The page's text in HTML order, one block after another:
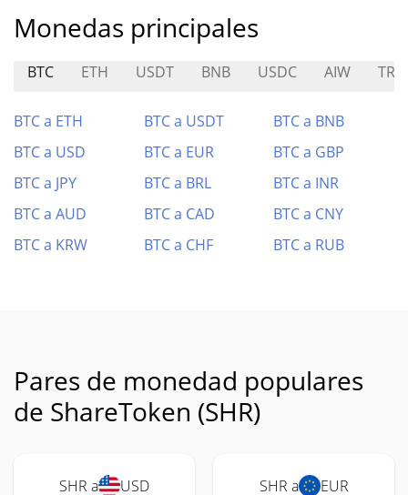
Monedas principales
BTC ETH USDT BNB USDC AIW
BTC a ETH BTC a USDT
BTC a BNB
BTC a USD
BTC a EUR
BTC a GBP
BTC a JPY
BTC a BRL
BTC a INR
BTC a AUD
BTC a CAD
BTC a CNY
BTC a KRW
BTC a CHF BTC a RUB
Pares de monedad populares
de ShareToken (SHR)
SHR a USD SHR a EUR